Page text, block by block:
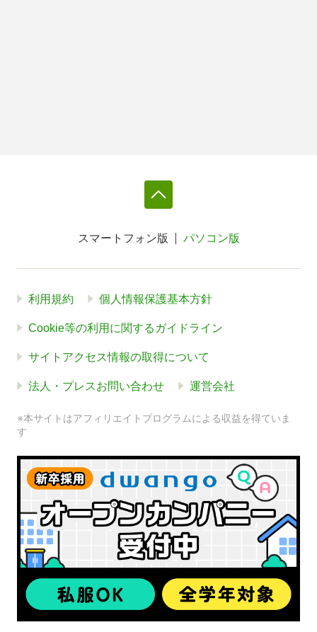
スマートフォン版 パソコン版
利用規約 個人情報保護基本方針
Cookie等の利用に関するガイドライン
サイトアクセス情報の取得について
法人・プレスお問い合わせ 運営会社
※本サイトはアフィリエイトプログラムによる収益を得ていま
す